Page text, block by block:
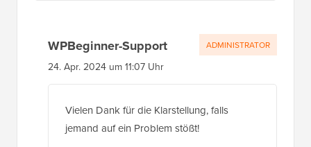
WPBeginner-Support
24. Apr. 2024 um 11:07 Uhr
Vielen Dank für die Klarstellung, falls